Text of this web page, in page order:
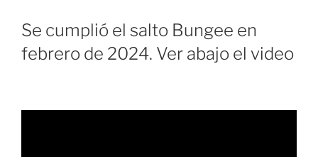
Se cumplió el salto Bungee en
febrero de 2024. Ver abajo el video